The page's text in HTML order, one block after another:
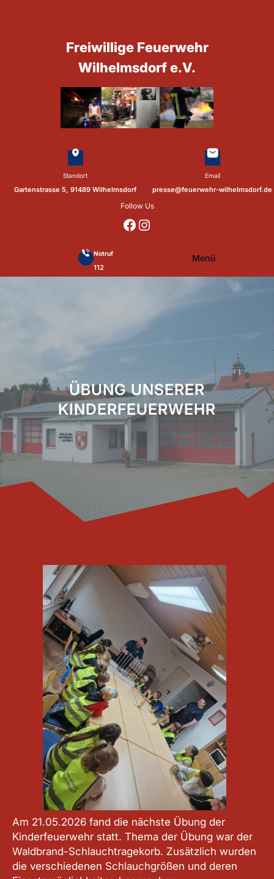
Standort
Gartenstrasse 5, 91489 Wilhelmsdorf
Freiwillige Feuerwehr
Wilhelmsdorf e.V.
Email
presse@feuerwehr-wilhelmsdorf.de
Follow Us
https://www.facebook.com/p/Feuerwehr-Wilhelmsdorf-Mfr-100041655560073/?locale=de_DE https://www.instagram.com/feuerwehr_wilhelmsdorf_mfr/
Notruf
112
Menü
ÜBUNG UNSERER
KINDERFEUERWEHR
Am 21.05.2026 fand die nächste Übung der
Kinderfeuerwehr statt. Thema der Übung war der
Waldbrand-Schlauchtragekorb. Zusätzlich wurden
die verschiedenen Schlauchgrößen und deren